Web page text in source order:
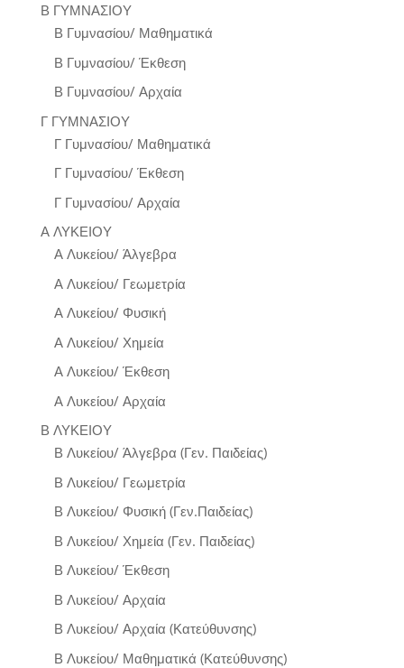
Β ΓΥΜΝΑΣΙΟΥ
Β Γυμνασίου/ Μαθηματικά
Β Γυμνασίου/ Έκθεση
Β Γυμνασίου/ Αρχαία
Γ ΓΥΜΝΑΣΙΟΥ
Γ Γυμνασίου/ Μαθηματικά
Γ Γυμνασίου/ Έκθεση
Γ Γυμνασίου/ Αρχαία
Α ΛΥΚΕΙΟΥ
Α Λυκείου/ Άλγεβρα
Α Λυκείου/ Γεωμετρία
Α Λυκείου/ Φυσική
Α Λυκείου/ Χημεία
Α Λυκείου/ Έκθεση
Α Λυκείου/ Αρχαία
Β ΛΥΚΕΙΟΥ
Β Λυκείου/ Άλγεβρα (Γεν. Παιδείας)
Β Λυκείου/ Γεωμετρία
Β Λυκείου/ Φυσική (Γεν.Παιδείας)
Β Λυκείου/ Χημεία (Γεν. Παιδείας)
Β Λυκείου/ Έκθεση
Β Λυκείου/ Αρχαία
Β Λυκείου/ Αρχαία (Κατεύθυνσης)
Β Λυκείου/ Μαθηματικά (Κατεύθυνσης)